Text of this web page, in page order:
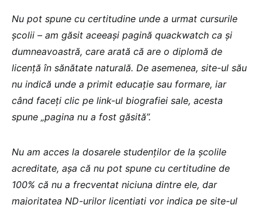
Nu pot spune cu certitudine unde a urmat cursurile
școlii – am găsit aceeași pagină quackwatch ca și
dumneavoastră, care arată că are o diplomă de
licență în sănătate naturală. De asemenea, site-ul său
nu indică unde a primit educație sau formare, iar
când faceți clic pe link-ul biografiei sale, acesta
spune „pagina nu a fost găsită”.
Nu am acces la dosarele studenților de la școlile
acreditate, așa că nu pot spune cu certitudine de
100% că nu a frecventat niciuna dintre ele, dar
majoritatea ND-urilor licențiați vor indica pe site-ul